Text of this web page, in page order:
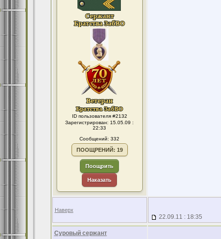
ID пользователя #2132
Зарегистрирован: 15.05.09 :
22:33
Сообщений: 332
ПООЩРЕНИЙ: 19
Поощрить
Наказать
Наверх
22.09.11 : 18:35
Суровый сержант